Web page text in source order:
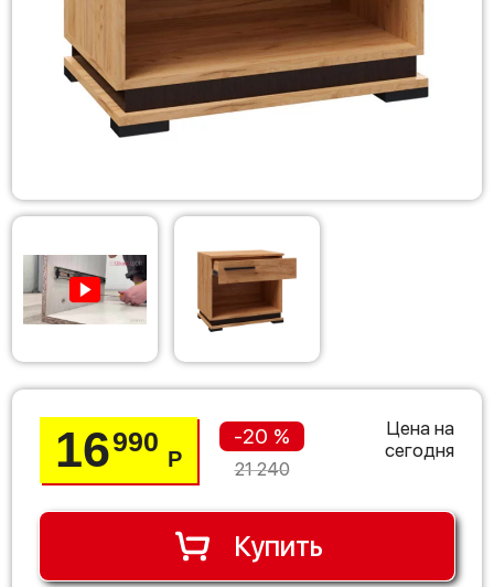
16990
Р
-20 %
21 240
Цена на
сегодня
Купить